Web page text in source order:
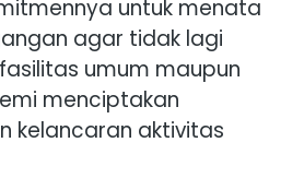
untuk menata
agar tidak lagi
umum maupun
menciptakan
kelancaran aktivitas